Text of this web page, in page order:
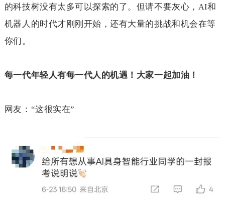
的科技树没有太多可以探索的了。但请不要灰心， AI和
机器人的时代才刚刚开始，还有大量的挑战和机会在等
你们。
每一代年轻人有每一代人的机遇！大家一起加油！
网友：“这很实在”